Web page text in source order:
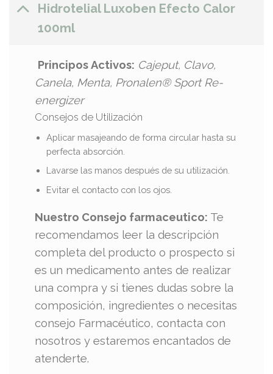
Hidrotelial Luxoben Efecto Calor
100ml
Principos Activos: Cajeput, Clavo,
Canela, Menta, Pronalen® Sport Re-
energizer
Consejos de Utilización
Aplicar masajeando de forma circular hasta su
perfecta absorción.
Lavarse las manos después de su utilización.
Evitar el contacto con los ojos.
Nuestro Consejo farmaceutico: Te
recomendamos leer la descripción
completa del producto o prospecto si
es un medicamento antes de realizar
una compra y si tienes dudas sobre la
composición, ingredientes o necesitas
consejo Farmacéutico, contacta con
nosotros y estaremos encantados de
atenderte.